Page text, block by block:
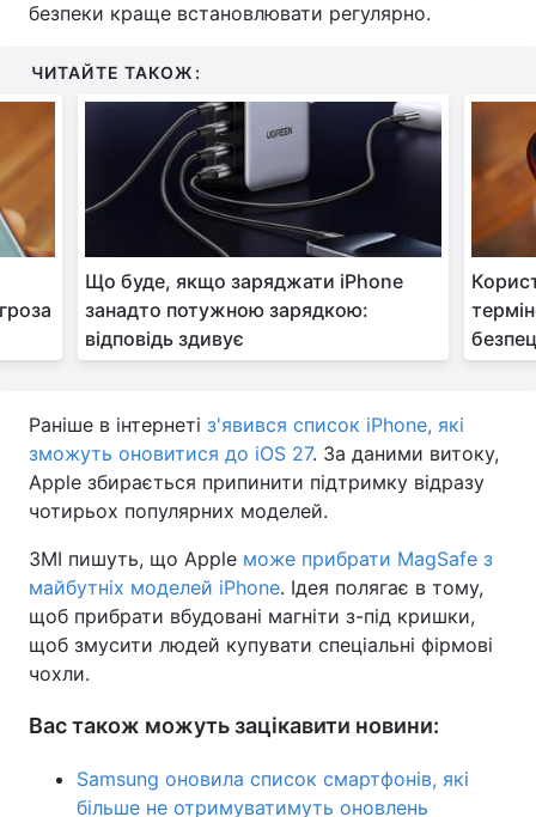
безпеки краще встановлювати регулярно.
ЧИТАЙТЕ ТАКОЖ:
Що буде, якщо заряджати iPhone
занадто потужною зарядкою:
відповідь здивує
Раніше в інтернеті з'явився список iPhone, які
зможуть оновитися до iOS 27. За даними витоку,
Apple збирається припинити підтримку відразу
чотирьох популярних моделей.
ЗМІ пишуть, що Apple може прибрати MagSafe з
майбутніх моделей iPhone. Ідея полягає в тому,
щоб прибрати вбудовані магніти з-під кришки,
щоб змусити людей купувати спеціальні фірмові
чохли.
Вас також можуть зацікавити новини:
Samsung оновила список смартфонів, які
більше не отримуватимуть оновлень